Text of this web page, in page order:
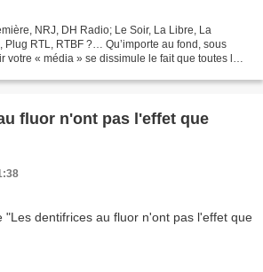
NRJ, DH Radio; Le Soir, La Libre, La
Plug RTL, RTBF ?… Qu’importe au fond, sous
votre « média » se dissimule le fait que toutes les
fluor n'ont pas l'effet que